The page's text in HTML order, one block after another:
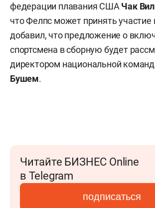
федерации плавания США Чак
что Фелпс может принять участие
добавил, что предложение о
спортсмена в сборную будет
директором национальной
Бушем.
Читайте БИЗНЕС Online
в Telegram
подписаться